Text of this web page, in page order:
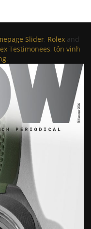
Slider, Rolex and
Testimonees, tôn vinh
.